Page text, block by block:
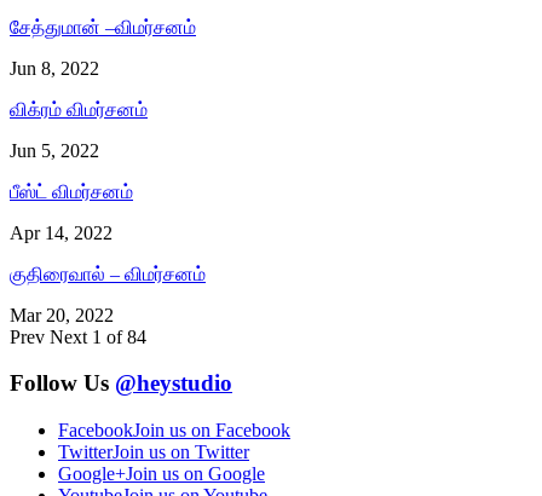
சேத்துமான் –விமர்சனம்
Jun 8, 2022
விக்ரம் விமர்சனம்
Jun 5, 2022
பீஸ்ட் விமர்சனம்
Apr 14, 2022
குதிரைவால் – விமர்சனம்
Mar 20, 2022
Prev Next 1 of 84
Follow Us @heystudio
FacebookJoin us on Facebook
TwitterJoin us on Twitter
Google+Join us on Google